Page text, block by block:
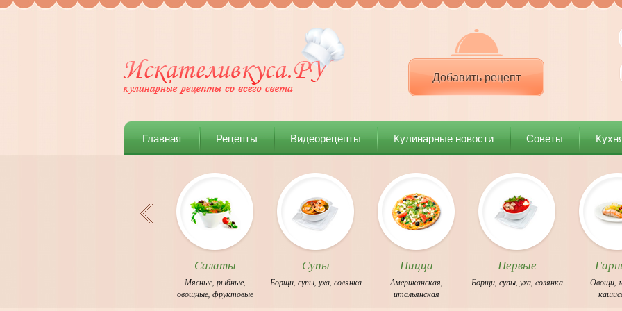
Добавить рецепт
Главная Рецепты Видеорецепты Кулинарные новости Советы
Салаты
Мясные, рыбные,
овощные, фруктовые
Супы
Борщи, супы, уха, cолянка
Пицца
Американская
итальянская
Первые
Борщи, супы, уха, cолянка Овощи,
каши